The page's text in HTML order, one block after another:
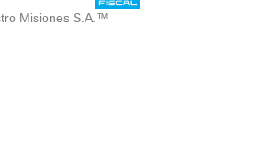
Misiones S.A.™